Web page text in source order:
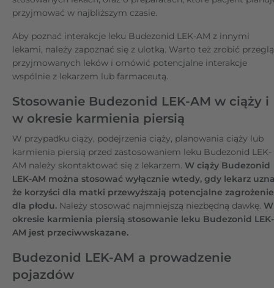
przyjmować w najbliższym czasie.
Aby poznać interakcje leku Budezonid LEK-AM z innymi
lekami, należy zapoznać się z ulotką. Warto też zrobić
przyjmowanych leków i omówić potencjalne interakcje
wspólnie z lekarzem lub farmaceutą.
Stosowanie Budezonid LEK-AM w ciąży i
w okresie karmienia piersią
W przypadku ciąży, podejrzenia ciąży, planowania ciąży lub
karmienia piersią przed zastosowaniem leku Budezonid LEK-
AM należy skontaktować się z lekarzem. W ciąży Budezonid
LEK-AM można stosować wyłącznie wtedy, gdy lekarz
że korzyści dla matki przewyższają potencjalne zagrożenie
dla płodu. Należy stosować najmniejszą niezbędną dawkę. W
okresie karmienia piersią stosowanie leku Budezonid LEK-
AM jest przeciwwskazane.
Budezonid LEK-AM a prowadzenie
pojazdów